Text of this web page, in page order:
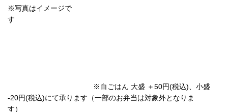
※写真はイメージで
す
※白ごはん 大盛 ＋50円(税込)、小盛
-20円(税込)にて承ります（一部のお弁当は対象外となりま
す）